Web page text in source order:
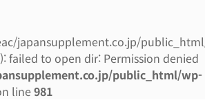
japansupplement.co.jp/
failed to open dir: Permission denied
public_html/wp-
line981